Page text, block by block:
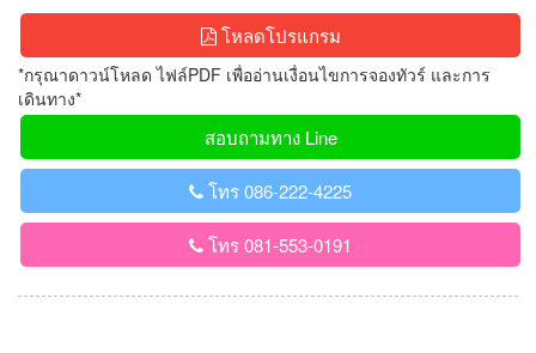
โหลดโปรแกรม
*กรุณาดาวน์โหลด ไฟล์PDF เพื่ออ่านเงื่อนไขการจองทัวร์ และการ
เดินทาง*
สอบถามทาง Line
โทร 086-222-4225
โทร 081-553-0191